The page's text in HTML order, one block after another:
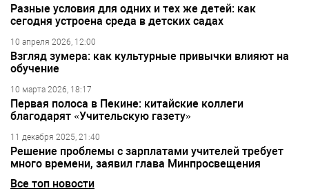
Разные условия для одних и тех же детей: как
сегодня устроена среда в детских садах
10 апреля 2026, 12:00
Взгляд зумера: как культурные привычки влияют на
обучение
10 марта 2026, 18:17
Первая полоса в Пекине: китайские коллеги
благодарят «Учительскую газету»
11 декабря 2025, 21:40
Решение проблемы с зарплатами учителей требует
много времени, заявил глава Минпросвещения
Все топ новости